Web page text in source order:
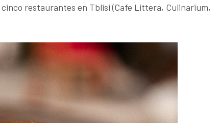
restaurantes en Tblisi (Cafe Littera, Culinarium,